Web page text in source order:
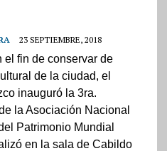
23 SEPTIEMBRE, 2018
el fin de conservar de
de la ciudad, el
inauguró la 3ra.
la Asociación Nacional
Patrimonio Mundial
en la sala de Cabildo